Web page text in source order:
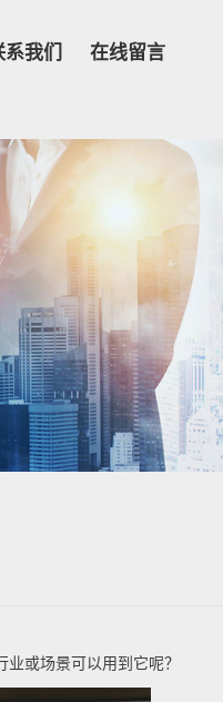
系我们 在线留言
或场景可以用到它呢？